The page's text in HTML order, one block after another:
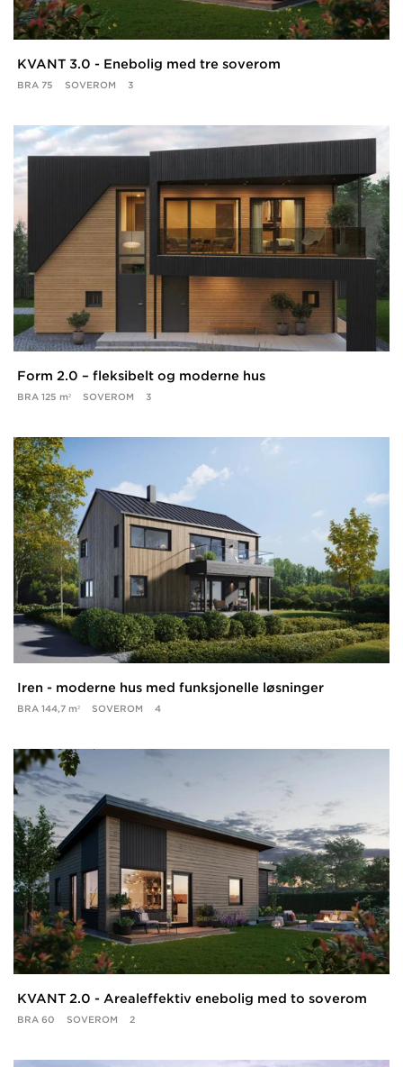
KVANT 3.0 - Enebolig med tre soverom
BRA 75 SOVEROM 3
Form 2.0 – fleksibelt og moderne hus
BRA 125 m² SOVEROM 3
Iren - moderne hus med funksjonelle løsninger
BRA 144,7 m² SOVEROM 4
KVANT 2.0 - Arealeffektiv enebolig med to soverom
BRA 60 SOVEROM 2